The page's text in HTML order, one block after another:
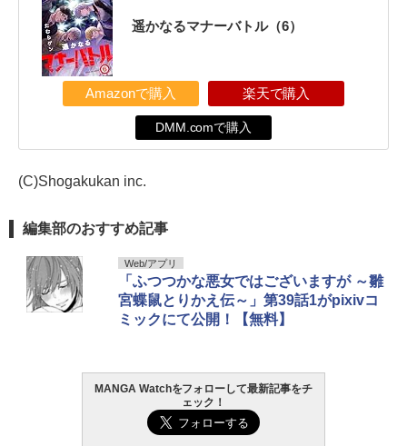
遥かなるマナーバトル（6）
Amazonで購入 楽天で購入
DMM.comで購入
(C)Shogakukan inc.
編集部のおすすめ記事
Web/アプリ
「ふつつかな悪女ではございますが ～雛
宮蝶鼠とりかえ伝～」第39話1がpixivコ
ミックにて公開！【無料】
MANGA Watchをフォローして最新記事をチ
ェック！